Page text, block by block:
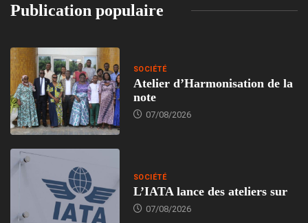
Publication populaire
SOCIÉTÉ
Atelier d’Harmonisation de la
note
07/08/2026
SOCIÉTÉ
L’IATA lance des ateliers sur
07/08/2026